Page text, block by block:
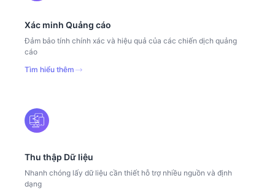
Xác minh Quảng cáo
Đảm bảo tính chính xác và hiệu quả của các chiến dịch quảng
cáo
Tìm hiểu thêm
Thu thập Dữ liệu
Nhanh chóng lấy dữ liệu cần thiết hỗ trợ nhiều nguồn và định
dạng